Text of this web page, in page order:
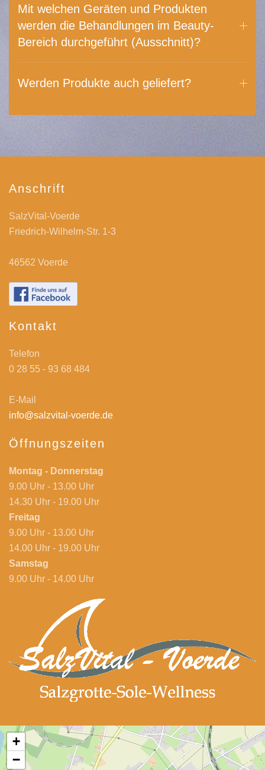
Mit welchen Geräten und Produkten
werden die Behandlungen im Beauty-
Bereich durchgeführt (Ausschnitt)?
Werden Produkte auch geliefert?
Anschrift
SalzVital-Voerde
Friedrich-Wilhelm-Str. 1-3
46562 Voerde
Kontakt
Telefon
0 28 55 - 93 68 484
E-Mail
info@salzvital-voerde.de
Öffnungszeiten
Montag - Donnerstag
9.00 Uhr - 13.00 Uhr
14.30 Uhr - 19.00 Uhr
Freitag
9.00 Uhr - 13.00 Uhr
14.00 Uhr - 19.00 Uhr
Samstag
9.00 Uhr - 14.00 Uhr
+
−